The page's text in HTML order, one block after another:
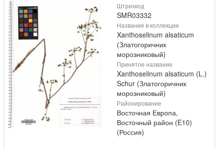
Штрихкод
SMR03332
Название в коллекции
Xanthoselinum alsaticum
(Златогоричник
морозниковый)
Принятое название
Xanthoselinum alsaticum (L.)
Schur (Златогоричник
морозниковый)
Районирование
Восточная Европа,
Восточный район (E10)
(Россия)